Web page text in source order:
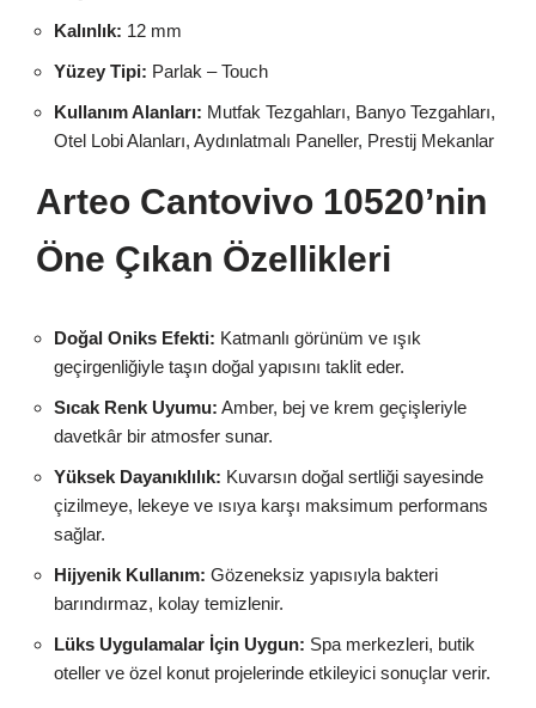
Kalınlık: 12 mm
Yüzey Tipi: Parlak – Touch
Kullanım Alanları: Mutfak Tezgahları, Banyo Tezgahları,
Otel Lobi Alanları, Aydınlatmalı Paneller, Prestij Mekanlar
Arteo Cantovivo 10520’nin
Öne Çıkan Özellikleri
Doğal Oniks Efekti: Katmanlı görünüm ve ışık
geçirgenliğiyle taşın doğal yapısını taklit eder.
Sıcak Renk Uyumu: Amber, bej ve krem geçişleriyle
davetkâr bir atmosfer sunar.
Yüksek Dayanıklılık: Kuvarsın doğal sertliği sayesinde
çizilmeye, lekeye ve ısıya karşı maksimum performans
sağlar.
Hijyenik Kullanım: Gözeneksiz yapısıyla bakteri
barındırmaz, kolay temizlenir.
Lüks Uygulamalar İçin Uygun: Spa merkezleri, butik
oteller ve özel konut projelerinde etkileyici sonuçlar verir.